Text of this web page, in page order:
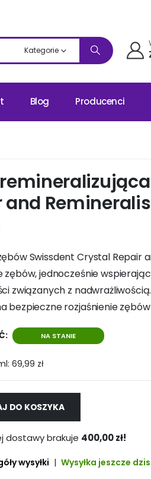
Kategorie
Blog Producenci
and
Swissdent Crystal Repair
zębów, jednocześnie
związanych z
bezpieczne rozjaśnienie zębów
NA STANIE
69,99 zł
DO KOSZYKA
dostawy brakuje 400,00zł!
wysyłki | Wysyłka jeszcze